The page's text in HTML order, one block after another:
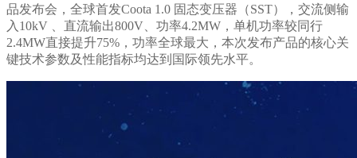
品发布会，全球首发Coota 1.0 固态变压器（SST），交流侧输
入 10kV 、直流输出800V 、功率4.2MW ，单机功率较同行
2.4MW直接提升75%，功率全球最大，本次发布产品的核心关
键技术参数及性能指标均达到国际领先水平。